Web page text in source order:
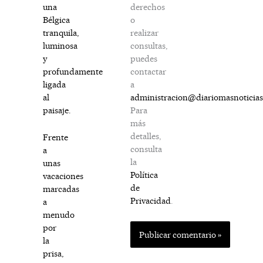
una
Bélgica
tranquila,
luminosa
y
profundamente
ligada
al
paisaje.
Frente
a
unas
vacaciones
marcadas
a
menudo
por
la
prisa,
derechos
o
realizar
consultas,
puedes
contactar
a
Para
más
detalles,
consulta
la
Política
de
Privacidad